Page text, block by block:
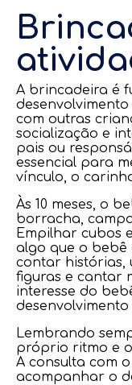
A brincadeira é
com outras
socialização e
pais ou
essencial para
vínculo, o
Às 10 meses, o
borracha,
Empilhar cubos
algo que o bebê
contar histórias,
figuras e cantar
interesse do
Lembrando
próprio ritmo e
A consulta com
acompanhar o